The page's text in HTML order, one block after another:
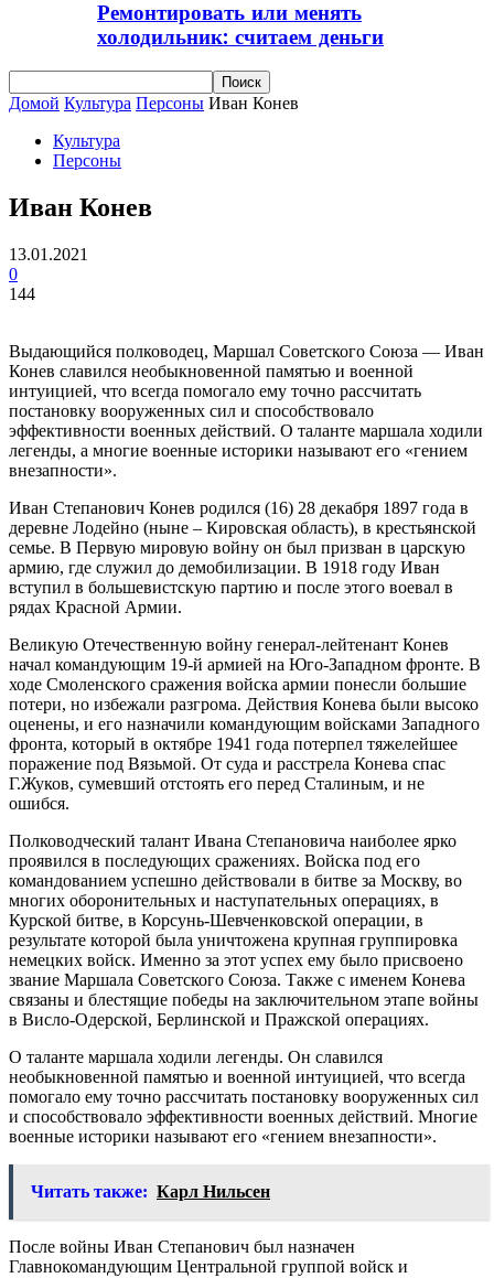
Ремонтировать или менять
холодильник: считаем деньги
Домой Культура Персоны Иван Конев
Культура
Персоны
Иван Конев
13.01.2021
0
144
Выдающийся полководец, Маршал Советского Союза — Иван
Конев славился необыкновенной памятью и военной
интуицией, что всегда помогало ему точно рассчитать
постановку вооруженных сил и способствовало
эффективности военных действий. О таланте маршала ходили
легенды, а многие военные историки называют его «гением
внезапности».
Иван Степанович Конев родился (16) 28 декабря 1897 года в
деревне Лодейно (ныне – Кировская область), в крестьянской
семье. В Первую мировую войну он был призван в царскую
армию, где служил до демобилизации. В 1918 году Иван
вступил в большевистскую партию и после этого воевал в
рядах Красной Армии.
Великую Отечественную войну генерал-лейтенант Конев
начал командующим 19-й армией на Юго-Западном фронте. В
ходе Смоленского сражения войска армии понесли большие
потери, но избежали разгрома. Действия Конева были высоко
оценены, и его назначили командующим войсками Западного
фронта, который в октябре 1941 года потерпел тяжелейшее
поражение под Вязьмой. От суда и расстрела Конева спас
Г.Жуков, сумевший отстоять его перед Сталиным, и не
ошибся.
Полководческий талант Ивана Степановича наиболее ярко
проявился в последующих сражениях. Войска под его
командованием успешно действовали в битве за Москву, во
многих оборонительных и наступательных операциях, в
Курской битве, в Корсунь-Шевченковской операции, в
результате которой была уничтожена крупная группировка
немецких войск. Именно за этот успех ему было присвоено
звание Маршала Советского Союза. Также с именем Конева
связаны и блестящие победы на заключительном этапе войны
в Висло-Одерской, Берлинской и Пражской операциях.
О таланте маршала ходили легенды. Он славился
необыкновенной памятью и военной интуицией, что всегда
помогало ему точно рассчитать постановку вооруженных сил
и способствовало эффективности военных действий. Многие
военные историки называют его «гением внезапности».
Читать также: Карл Нильсен
После войны Иван Степанович был назначен
Главнокомандующим Центральной группой войск и